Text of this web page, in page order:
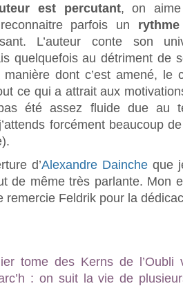
est percutant, on aime
reconnaitre parfois un
L’auteur conte son
quelquefois au détriment de
manière dont c’est amené, le
ce qui a attrait aux
été assez fluide due au
forcément beaucoup
d’Alexandre Daincheque
de même très parlante. Mon
remercie Feldrik pour la
tome des Kerns de
: on suit la vie de